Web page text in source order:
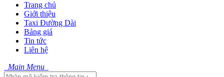
Trang chủ
Giới thiệu
Taxi Đường Dài
Bảng giá
Tin tức
Liên hệ
Main Menu